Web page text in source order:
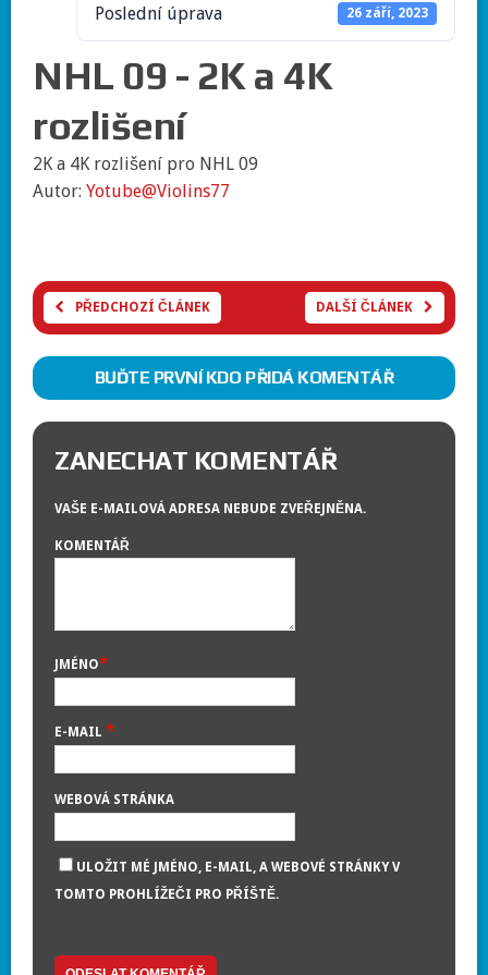
Poslední úprava 26 září, 2023
NHL 09 - 2K a 4K
rozlišení
2K a 4K rozlišení pro NHL 09
Autor: Yotube@Violins77
PŘEDCHOZÍ ČLÁNEK DALŠÍ ČLÁNEK
BUĎTE PRVNÍ KDO PŘIDÁ KOMENTÁŘ
ZANECHAT KOMENTÁŘ
VAŠE E-MAILOVÁ ADRESA NEBUDE ZVEŘEJNĚNA.
KOMENTÁŘ
JMÉNO*
E-MAIL *
WEBOVÁ STRÁNKA
ULOŽIT MÉ JMÉNO, E-MAIL, A WEBOVÉ STRÁNKY V
TOMTO PROHLÍŽEČI PRO PŘÍŠTĚ.